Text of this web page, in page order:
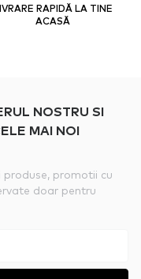
RAPIDĂ LA TINE
ACASĂ
NOSTRU SI
MAI NOI
promotii cu
doar pentru